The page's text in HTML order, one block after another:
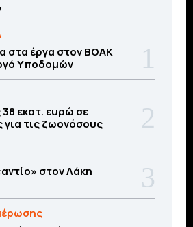
στα έργα στον ΒΟΑΚ
Υποδομών
εκατ. ευρώ σε
τις ζωονόσους
στον Λάκη